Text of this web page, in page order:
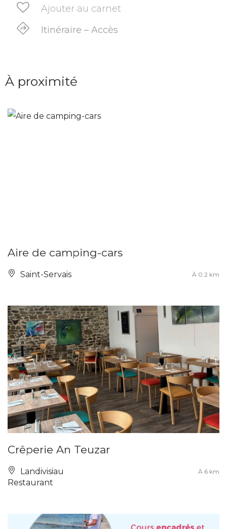
Ajouter au carnet
Itinéraire – Accès
À proximité
Aire de camping-cars
Saint-Servais À 0.2 km
Crêperie An Teuzar
Landivisiau À 6 km
Restaurant